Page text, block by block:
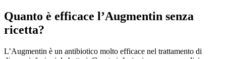
Quanto è efficace l’Augmentin senza
ricetta?
L’Augmentin è un antibiotico molto efficace nel trattamento di